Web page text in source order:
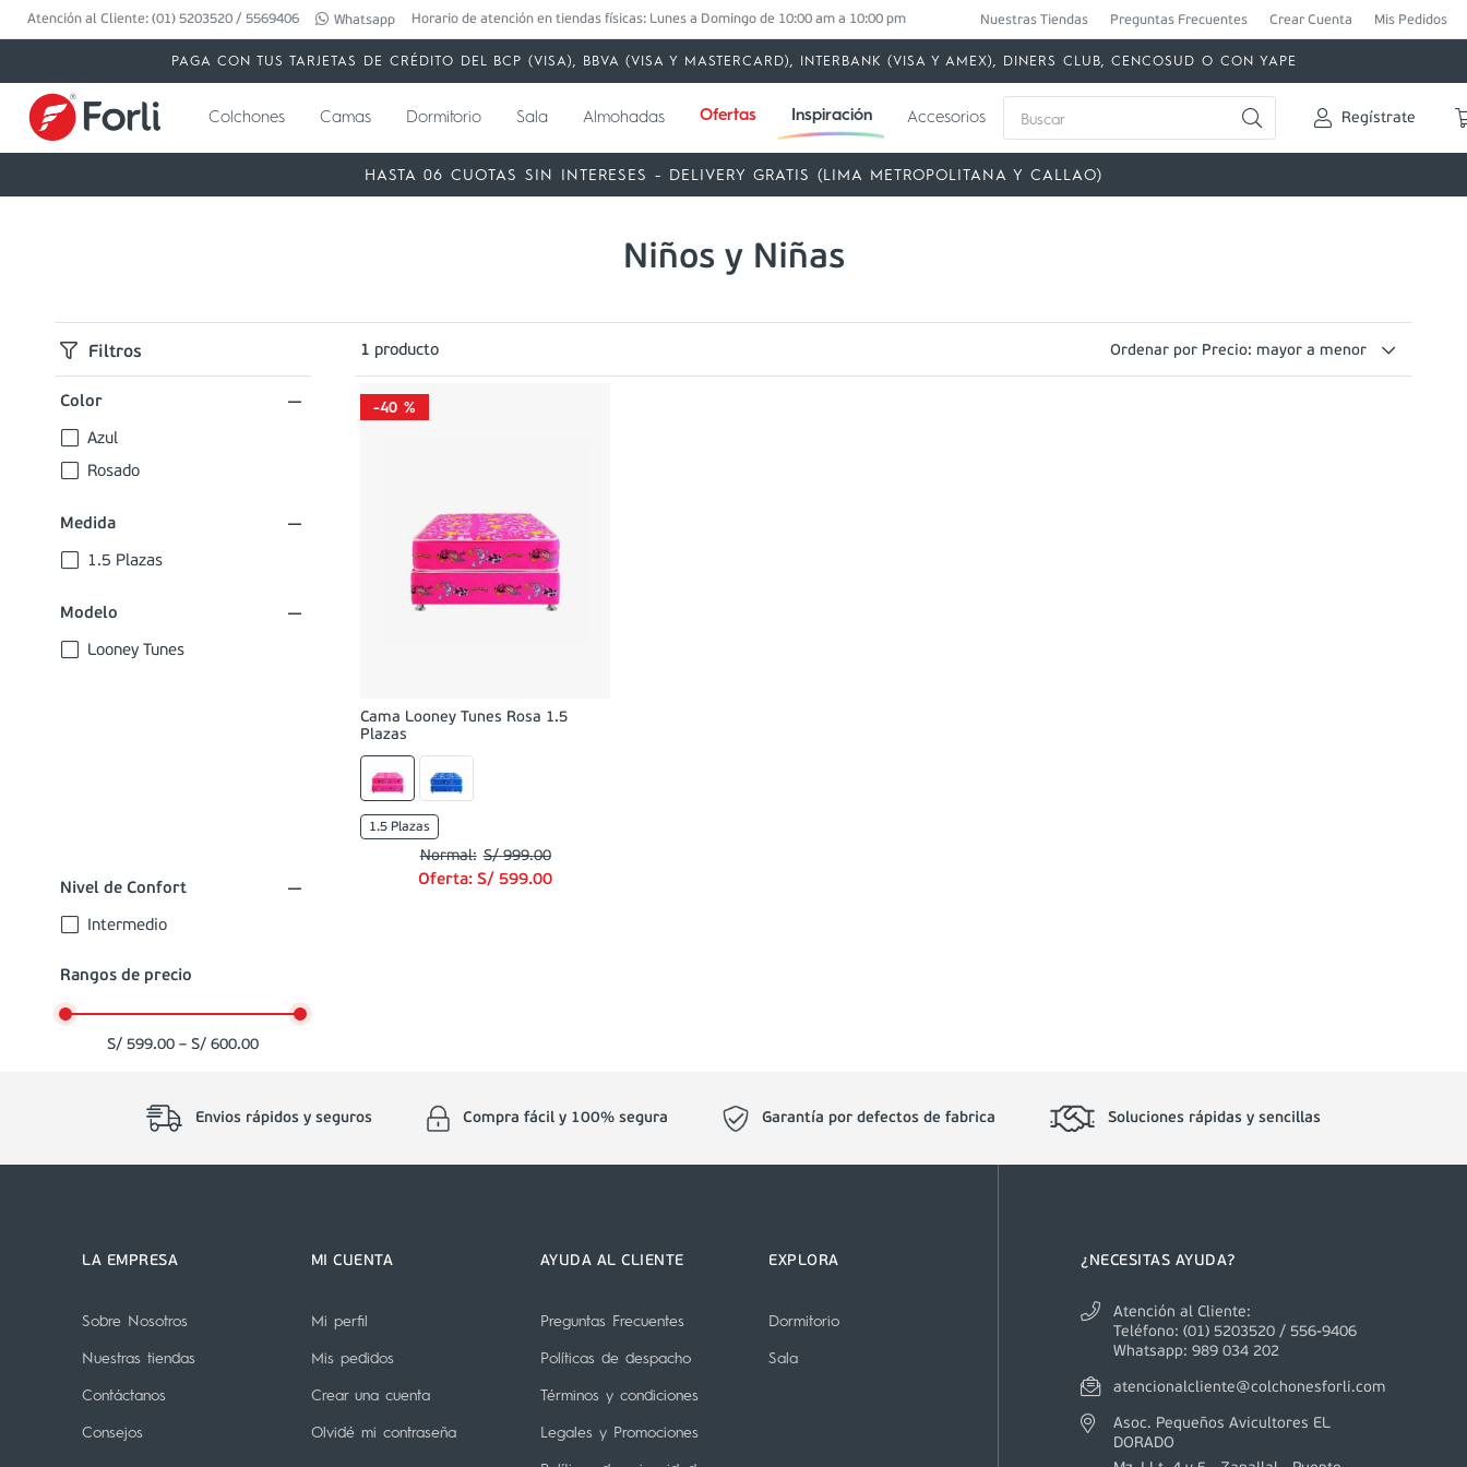
Atención al Cliente: (01) 5203520 / 5569406 Whatsapp Horario de atención en tiendas físicas: Lunes a Domingo de 10:00 am a 10:00 pm Nuestras Tiendas Preguntas Frecuentes Crear Cuenta Mis Pedidos
PAGA CON TUS TARJETAS DE CRÉDITO DEL BCP (VISA), BBVA (VISA Y MASTERCARD), INTERBANK (VISA Y AMEX), DINERS CLUB, CENCOSUD O CON YAPE
Colchones Camas Dormitorio Sala Almohadas Ofertas Inspiración Accesorios Regístrate
HASTA 06 CUOTAS SIN INTERESES - DELIVERY GRATIS (LIMA METROPOLITANA Y CALLAO)
Niños y Niñas
Filtros
Color
Azul
Rosado
Medida
1.5 Plazas
Modelo
Looney Tunes
Nivel de Confort
Intermedio
Rangos de precio
S/ 599.00 – S/ 600.00
1 producto Ordenar por Precio: mayor a menor
-40 %
Cama Looney Tunes Rosa 1.5
Plazas
1.5 Plazas
S/ 999.00
Oferta:S/ 599.00
Envios rápidos y seguros Compra fácil y 100% segura Garantía por defectos de fabrica Soluciones rápidas y sencillas
LA EMPRESA
Sobre Nosotros
Nuestras tiendas
Contáctanos
Consejos
MI CUENTA
Mi perfil
Mis pedidos
Crear una cuenta
Olvidé mi contraseña
AYUDA AL CLIENTE
Preguntas Frecuentes
Políticas de despacho
Términos y condiciones
Legales y Promociones
EXPLORA
Dormitorio
Sala
¿NECESITAS AYUDA?
Atención al Cliente:
Teléfono: (01) 5203520 / 556-9406
Whatsapp: 989 034 202
atencionalcliente@colchonesforli.com
Asoc. Pequeños Avicultores EL
DORADO